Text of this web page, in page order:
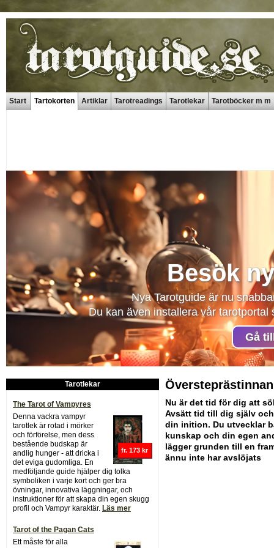
Start Tartokorten Artiklar Tarotreadings Tarotlekar Tarotböcker m m
Besök
Nya Tarotguide är nu
Du kan även installera vår
Gå
Tarotlekar
The Tarot of Vampyres
fr. 173 kr
Denna vackra vampyr
tarotlek är rotad i mörker
och förförelse, men dess
bestående budskap är
andlig hunger - att dricka i
det eviga gudomliga. En
medföljande guide hjälper dig tolka
symboliken i varje kort och ger bra
övningar, innovativa läggningar, och
instruktioner för att skapa din egen skugg
profil och Vampyr karaktär. Läs mer
Tarot of the Pagan Cats
Ett måste för alla
Översteprästinnan
Nu är det tid för dig att
Avsätt tid till dig själv
din inition. Du utvecklar
kunskap och din egen
lägger grunden till en
ännu inte har avslöjats